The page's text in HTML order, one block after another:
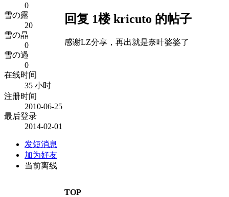
0
雪の露
20
雪の晶
0
雪の過
0
在线时间
35 小时
注册时间
2010-06-25
最后登录
2014-02-01
发短消息
加为好友
当前离线
回复 1楼 kricuto 的帖子
感谢LZ分享，再出就是奈叶婆婆了
TOP